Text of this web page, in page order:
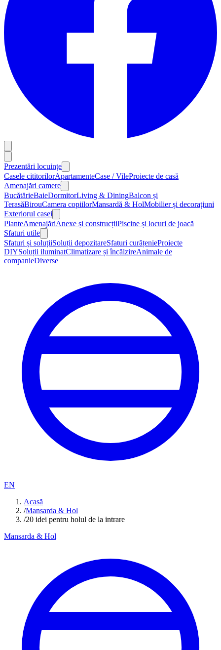
Prezentări locuințe
Casele cititorilorApartamenteCase / VileProiecte de casă
Amenajări camere
BucătărieBaieDormitorLiving & DiningBalcon și
TerasăBirouCamera copiilorMansardă & HolMobilier și decorațiuni
Exteriorul casei
PlanteAmenajăriAnexe și construcțiiPiscine și locuri de joacă
Sfaturi utile
Sfaturi și soluțiiSoluții depozitareSfaturi curățenieProiecte
DIYSoluții iluminatClimatizare și încălzireAnimale de
companieDiverse
EN
Acasă
/Mansarda & Hol
/20 idei pentru holul de la intrare
Mansarda & Hol